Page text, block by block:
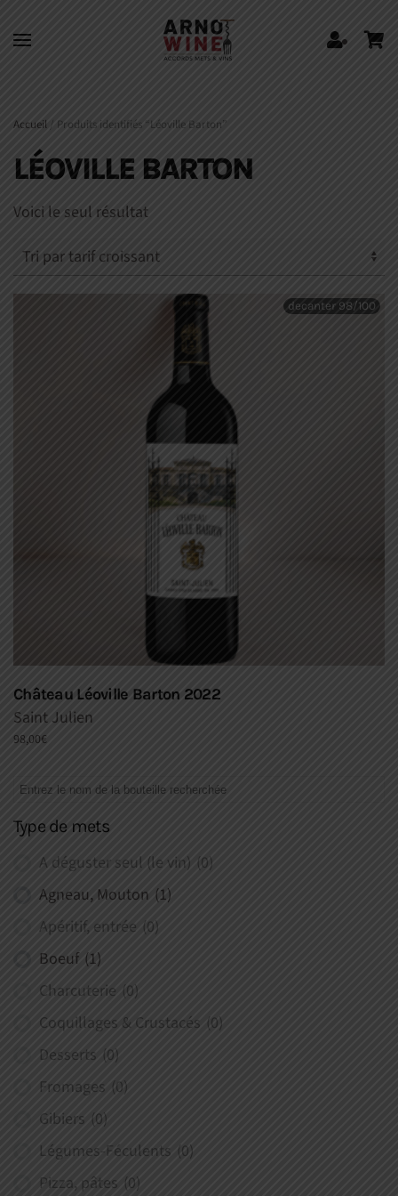
Skip to main content
Accueil / Produits identifiés “Léoville Barton”
LÉOVILLE BARTON
Voici le seul résultat
Château Léoville Barton 2022
Saint Julien
decanter 98/100
98,00€
Type de mets
A déguster seul (le vin) (0)
Agneau, Mouton (1)
Apéritif, entrée (0)
Boeuf (1)
Charcuterie (0)
Coquillages & Crustacés (0)
Desserts (0)
Fromages (0)
Gibiers (0)
Légumes-Féculents (0)
Pizza, pâtes (0)